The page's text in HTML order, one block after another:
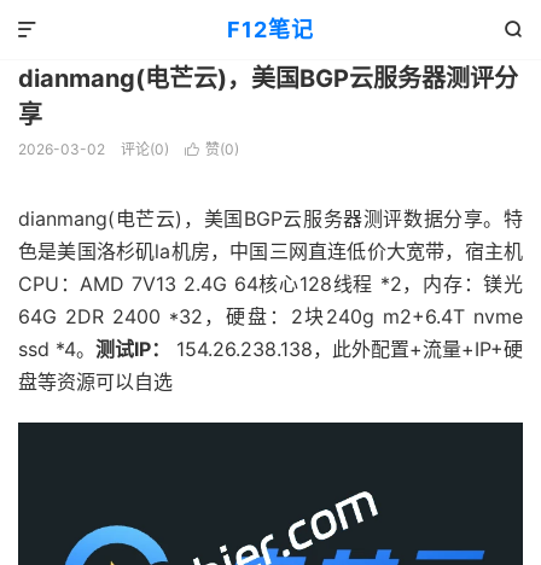
F12笔记 

VPS优惠
dianmang(电芒云)，美国BGP云服务器测评分
享
2026-03-02 评论(0)  赞(0)
dianmang(电芒云)，美国BGP云服务器测评数据分享。特
色是美国洛杉矶la机房，中国三网直连低价大宽带，宿主机
CPU：AMD 7V13 2.4G 64核心128线程 *2，内存：镁光
64G 2DR 2400 *32，硬盘：2块240g m2+6.4T nvme
ssd *4。 测试IP：
154.26.238.138，此外配置+流量+IP+硬
盘等资源可以自选